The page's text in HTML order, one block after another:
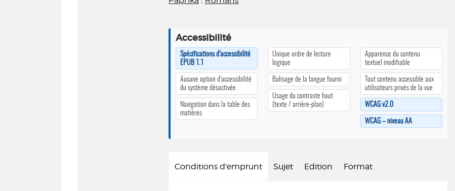
Accessibilité
Spécifications d’accessibilité
EPUB 1.1
Aucune option d’accessibilité
du système désactivée
Navigation dans la table des
matières
Unique ordre de lecture
logique
Balisage de la langue fourni
Usage du contraste haut
(texte / arrière-plan)
Apparence du contenu
textuel modifiable
Tout contenu accessible aux
utilisateurs privés de la vue
WCAG v2.0
WCAG – niveau AA
Conditions d'emprunt Sujet Edition Format